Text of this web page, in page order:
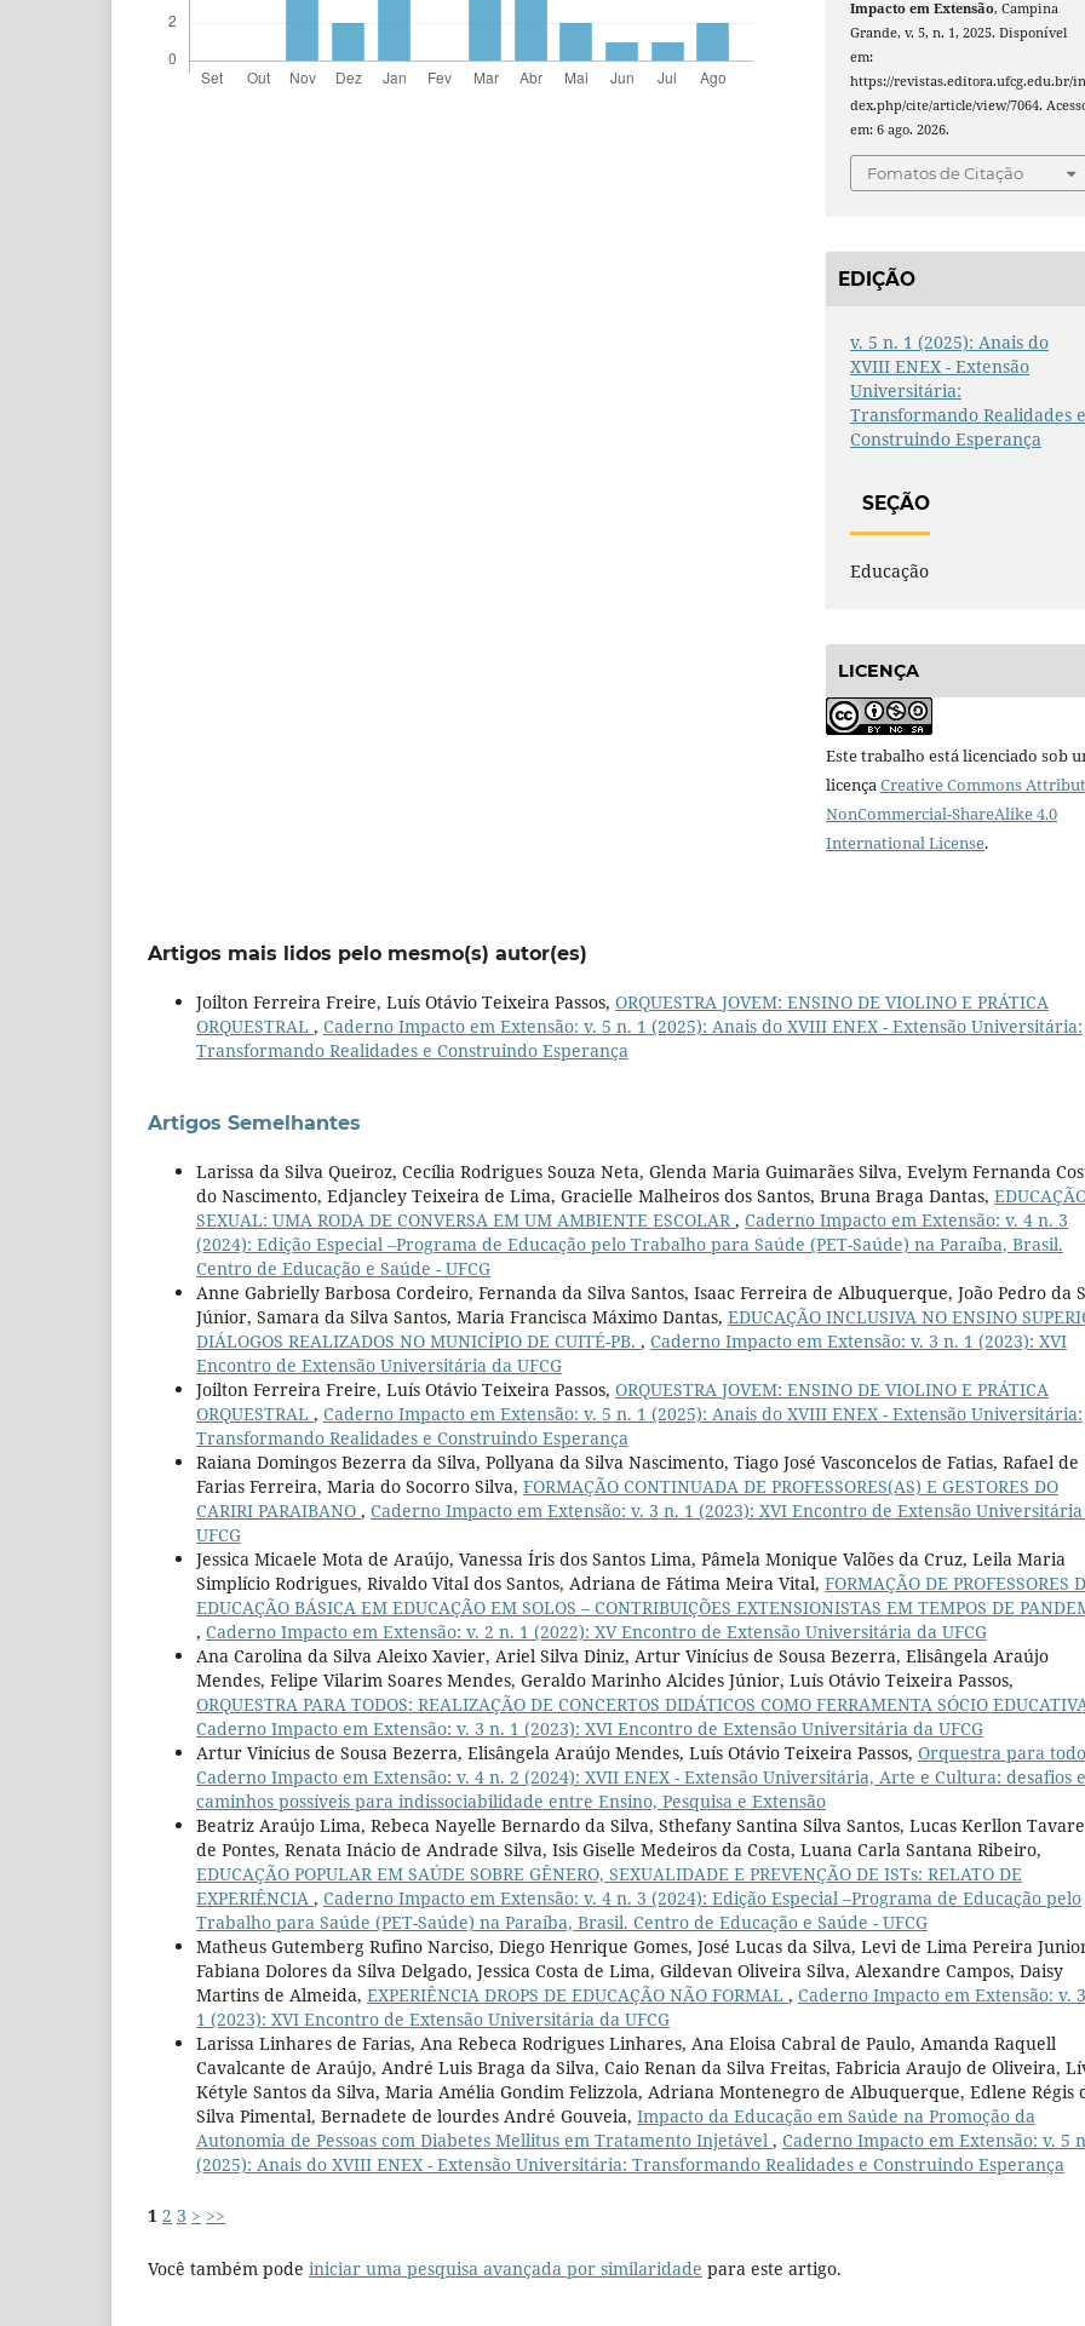
Impacto em Extensão, Campina
Grande, v. 5, n. 1, 2025. Disponível
em:
https://revistas.editora.ufcg.edu.br/in
dex.php/cite/article/view/7064.
em: 6 ago. 2026.
Fomatos de Citação
EDIÇÃO
v. 5 n. 1 (2025): Anais do
XVIII ENEX - Extensão
Universitária:
Transformando Realidades e
Construindo Esperança
SEÇÃO
Educação
LICENÇA
Este trabalho está licenciado sob
licençaCreative Commons
NonCommercial-ShareAlike 4.0
International License.
Artigos mais lidos pelo mesmo(s) autor(es)
Joilton Ferreira Freire, Luís Otávio Teixeira Passos, ORQUESTRA JOVEM: ENSINO DE VIOLINO E PRÁTICA
ORQUESTRAL , Caderno Impacto em Extensão: v. 5 n. 1 (2025): Anais do XVIII ENEX - Extensão Universitária:
Transformando Realidades e Construindo Esperança
Artigos Semelhantes
Larissa da Silva Queiroz, Cecília Rodrigues Souza Neta, Glenda Maria Guimarães Silva, Evelym Fernanda
do Nascimento, Edjancley Teixeira de Lima, Gracielle Malheiros dos Santos, Bruna Braga Dantas,
SEXUAL: UMA RODA DE CONVERSA EM UM AMBIENTE ESCOLAR, Caderno Impacto em Extensão: v. 4 n. 3
(2024): Edição Especial –Programa de Educação pelo Trabalho para Saúde (PET-Saúde) na Paraíba, Brasil.
Centro de Educação e Saúde - UFCG
Anne Gabrielly Barbosa Cordeiro, Fernanda da Silva Santos, Isaac Ferreira de Albuquerque, João Pedro da
Júnior, Samara da Silva Santos, Maria Francisca Máximo Dantas, EDUCAÇÃO INCLUSIVA NO ENSINO
DIÁLOGOS REALIZADOS NO MUNICÍPIO DE CUITÉ-PB. , Caderno Impacto em Extensão: v. 3 n. 1 (2023): XVI
Encontro de Extensão Universitária da UFCG
Joilton Ferreira Freire, Luís Otávio Teixeira Passos, ORQUESTRA JOVEM: ENSINO DE VIOLINO E PRÁTICA
ORQUESTRAL , Caderno Impacto em Extensão: v. 5 n. 1 (2025): Anais do XVIII ENEX - Extensão Universitária:
Transformando Realidades e Construindo Esperança
Raiana Domingos Bezerra da Silva, Pollyana da Silva Nascimento, Tiago José Vasconcelos de Fatias, Rafael de
Farias Ferreira, Maria do Socorro Silva, FORMAÇÃO CONTINUADA DE PROFESSORES(AS) E GESTORES DO
CARIRI PARAIBANO , Caderno Impacto em Extensão: v. 3 n. 1 (2023): XVI Encontro de Extensão
UFCG
Jessica Micaele Mota de Araújo, Vanessa Íris dos Santos Lima, Pâmela Monique Valões da Cruz, Leila Maria
Simplício Rodrigues, Rivaldo Vital dos Santos, Adriana de Fátima Meira Vital, FORMAÇÃO DE PROFESSORES
EDUCAÇÃO BÁSICA EM EDUCAÇÃO EM SOLOS – CONTRIBUIÇÕES EXTENSIONISTAS EM TEMPOS DE
, Caderno Impacto em Extensão: v. 2 n. 1 (2022): XV Encontro de Extensão Universitária da UFCG
Ana Carolina da Silva Aleixo Xavier, Ariel Silva Diniz, Artur Vinícius de Sousa Bezerra, Elisângela Araújo
Mendes, Felipe Vilarim Soares Mendes, Geraldo Marinho Alcides Júnior, Luís Otávio Teixeira Passos,
ORQUESTRA PARA TODOS: REALIZAÇÃO DE CONCERTOS DIDÁTICOS COMO FERRAMENTA SÓCIO
Caderno Impacto em Extensão: v. 3 n. 1 (2023): XVI Encontro de Extensão Universitária da UFCG
Artur Vinícius de Sousa Bezerra, Elisângela Araújo Mendes, Luís Otávio Teixeira Passos, Orquestra para
Caderno Impacto em Extensão: v. 4 n. 2 (2024): XVII ENEX - Extensão Universitária, Arte e Cultura: desafios e
caminhos possíveis para indissociabilidade entre Ensino, Pesquisa e Extensão
Beatriz Araújo Lima, Rebeca Nayelle Bernardo da Silva, Sthefany Santina Silva Santos, Lucas Kerllon
de Pontes, Renata Inácio de Andrade Silva, Isis Giselle Medeiros da Costa, Luana Carla Santana Ribeiro,
EDUCAÇÃO POPULAR EM SAÚDE SOBRE GÊNERO, SEXUALIDADE E PREVENÇÃO DE ISTs: RELATO DE
EXPERIÊNCIA , Caderno Impacto em Extensão: v. 4 n. 3 (2024): Edição Especial –Programa de Educação pelo
Trabalho para Saúde (PET-Saúde) na Paraíba, Brasil. Centro de Educação e Saúde - UFCG
Matheus Gutemberg Rufino Narciso, Diego Henrique Gomes, José Lucas da Silva, Levi de Lima Pereira
Fabiana Dolores da Silva Delgado, Jessica Costa de Lima, Gildevan Oliveira Silva, Alexandre Campos, Daisy
Martins de Almeida, EXPERIÊNCIA DROPS DE EDUCAÇÃO NÃO FORMAL , Caderno Impacto em Extensão: v.
1 (2023): XVI Encontro de Extensão Universitária da UFCG
Larissa Linhares de Farias, Ana Rebeca Rodrigues Linhares, Ana Eloisa Cabral de Paulo, Amanda Raquell
Cavalcante de Araújo, André Luis Braga da Silva, Caio Renan da Silva Freitas, Fabricia Araujo de Oliveira,
Kétyle Santos da Silva, Maria Amélia Gondim Felizzola, Adriana Montenegro de Albuquerque, Edlene Régis
Silva Pimental, Bernadete de lourdes André Gouveia, Impacto da Educação em Saúde na Promoção da
Autonomia de Pessoas com Diabetes Mellitus em Tratamento Injetável , Caderno Impacto em Extensão: v. 5
(2025): Anais do XVIII ENEX - Extensão Universitária: Transformando Realidades e Construindo Esperança
1 2 3 > >>
Você também pode iniciar uma pesquisa avançada por similaridade para este artigo.